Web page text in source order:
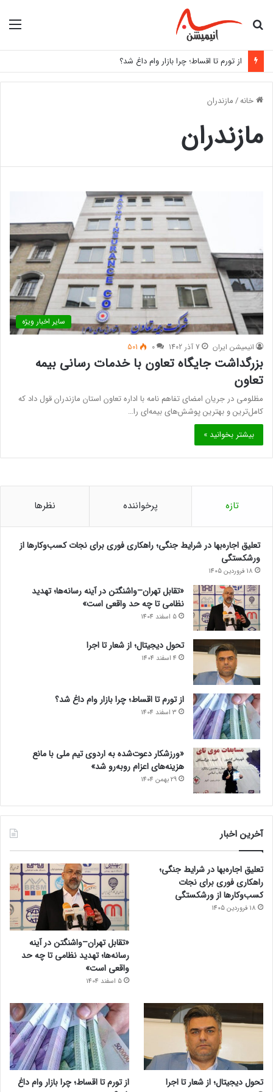
جستجو
از تورم تا اقساط؛ چرا بازار وام داغ شد؟
خانه/مازندران
مازندران
سایر اخبار ویژه
انیمیشن ایران 7 آذر 1402 0
501
بزرگداشت جایگاه تعاون با خدمات رسانی بیمه
تعاون
مظلومی در جریان امضای تفاهم نامه با اداره تعاون استان مازندران قول داد که
کامل‌ترین و بهترین پوشش‌های بیمه‌ای را…
بیشتر بخوانید »
تازه پرخواننده نظرها
تعلیق اجاره‌بها در شرایط جنگی؛ راهکاری فوری برای نجات کسب‌وکارها از
ورشکستگی
18 فروردین 1405
«تقابل تهران–واشنگتن در آینه رسانه‌ها؛ تهدید
نظامی تا چه حد واقعی است»
5 اسفند 1404
تحول دیجیتال؛ از شعار تا اجرا
4 اسفند 1404
از تورم تا اقساط؛ چرا بازار وام داغ شد؟
3 اسفند 1404
«ورزشکار دعوت‌شده به اردوی تیم ملی با مانع
هزینه‌های اعزام روبه‌رو شد»
29 بهمن 1404
آخرین اخبار
تعلیق اجاره‌بها در شرایط جنگی؛
راهکاری فوری برای نجات
کسب‌وکارها از ورشکستگی
18 فروردین 1405
«تقابل تهران–واشنگتن در آینه
رسانه‌ها؛ تهدید نظامی تا چه حد
واقعی است»
5 اسفند 1404
تحول دیجیتال؛ از شعار تا اجرا
از تورم تا اقساط؛ چرا بازار وام داغ